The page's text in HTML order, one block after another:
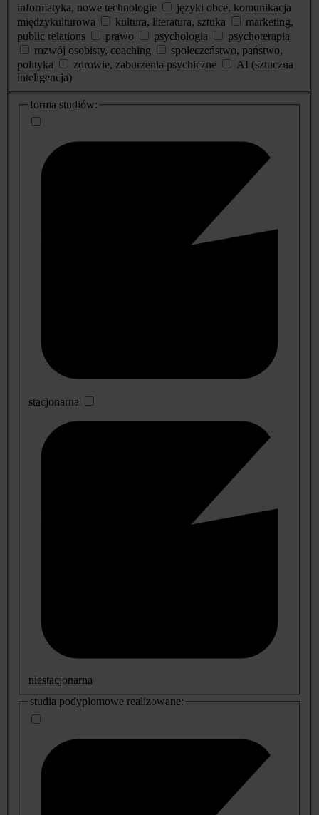
informatyka, nowe technologie
języki obce, komunikacja
międzykulturowa
kultura, literatura, sztuka
marketing,
public relations
prawo psychologia
psychoterapia
rozwój osobisty, coaching
społeczeństwo, państwo,
polityka
zdrowie, zaburzenia psychiczne
AI (sztuczna
inteligencja)
dodatkowe
informacje
forma studiów:
stacjonarna
niestacjonarna
studia podyplomowe realizowane: